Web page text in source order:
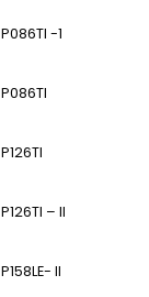
P086TI -1
P086TI
P126TI
P126TI – II
P158LE- II